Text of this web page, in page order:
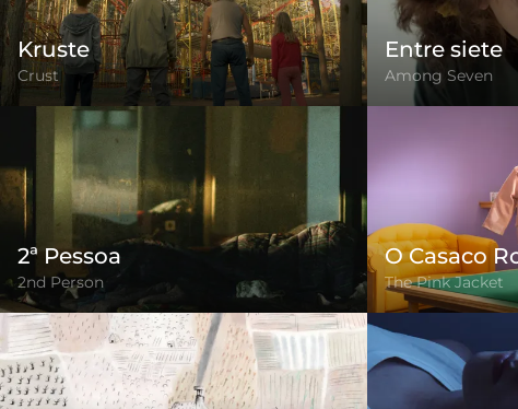
Kruste
Crust
Entre siete
Among Seven
2ª Pessoa
2nd Person
O Casaco
The Pink Jacket